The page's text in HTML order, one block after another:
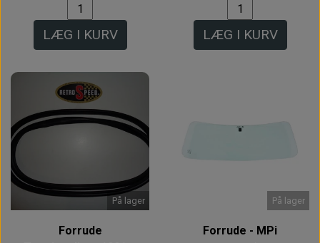
LÆG I KURV LÆG I KURV
På lager
Forrude
På lager
Forrude - MPi